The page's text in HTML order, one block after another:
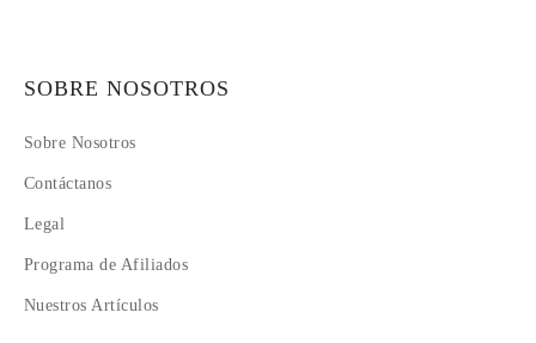
SOBRE NOSOTROS
Sobre Nosotros
Contáctanos
Legal
Programa de Afiliados
Nuestros Artículos